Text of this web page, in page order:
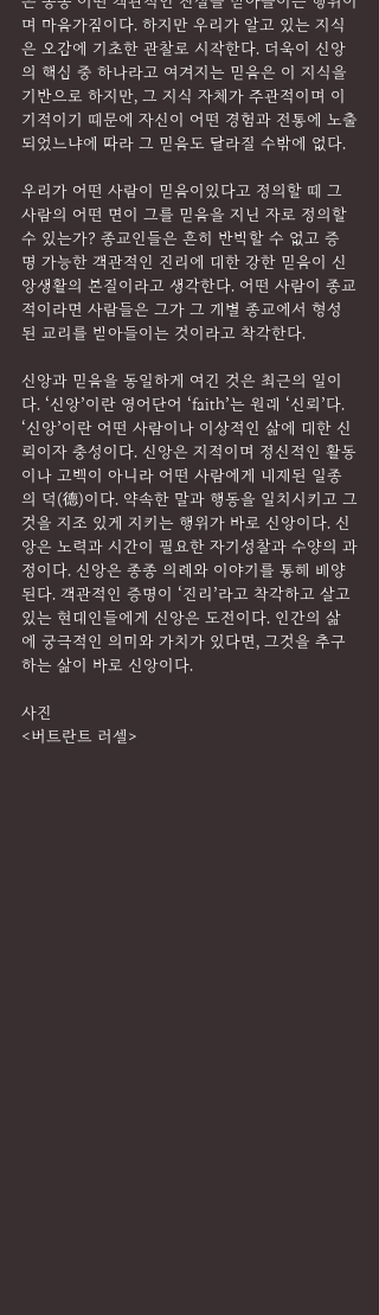
며 마음가짐이다. 하지만 우리가 알고 있는 지식
은 오감에 기초한 관찰로 시작한다. 더욱이 신앙
의 핵심 중 하나라고 여겨지는 믿음은 이 지식을
기반으로 하지만, 그 지식 자체가 주관적이며 이
기적이기 때문에 자신이 어떤 경험과 전통에 노출
되었느냐에 따라 그 믿음도 달라질 수밖에 없다.
우리가 어떤 사람이 믿음이있다고 정의할 때 그
사람의 어떤 면이 그를 믿음을 지닌 자로 정의할
수 있는가? 종교인들은 흔히 반박할 수 없고 증
명 가능한 객관적인 진리에 대한 강한 믿음이 신
앙생활의 본질이라고 생각한다. 어떤 사람이 종교
적이라면 사람들은 그가 그 개별 종교에서 형성
된 교리를 받아들이는 것이라고 착각한다.
신앙과 믿음을 동일하게 여긴 것은 최근의 일이
다. ‘신앙’이란 영어단어 ‘faith’는 원래 ‘신뢰’다.
‘신앙’이란 어떤 사람이나 이상적인 삶에 대한 신
뢰이자 충성이다. 신앙은 지적이며 정신적인 활동
이나 고백이 아니라 어떤 사람에게 내재된 일종
의 덕(德)이다. 약속한 말과 행동을 일치시키고 그
것을 지조 있게 지키는 행위가 바로 신앙이다. 신
앙은 노력과 시간이 필요한 자기성찰과 수양의 과
정이다. 신앙은 종종 의례와 이야기를 통해 배양
된다. 객관적인 증명이 ‘진리’라고 착각하고 살고
있는 현대인들에게 신앙은 도전이다. 인간의 삶
에 궁극적인 의미와 가치가 있다면, 그것을 추구
하는 삶이 바로 신앙이다.
사진
<버트란트 러셀>